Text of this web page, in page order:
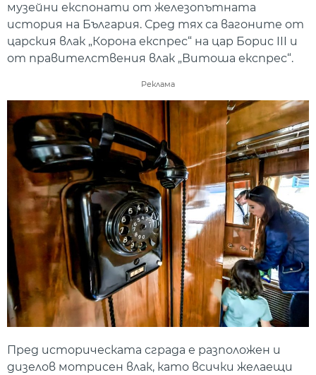
музейни експонати от железопътната
история на България. Сред тях са вагоните от
царския влак „Корона експрес“ на цар Борис III и
от правителствения влак „Витоша експрес“.
Реклама
Пред историческата сграда е разположен и
дизелов мотрисен влак, като всички желаещи